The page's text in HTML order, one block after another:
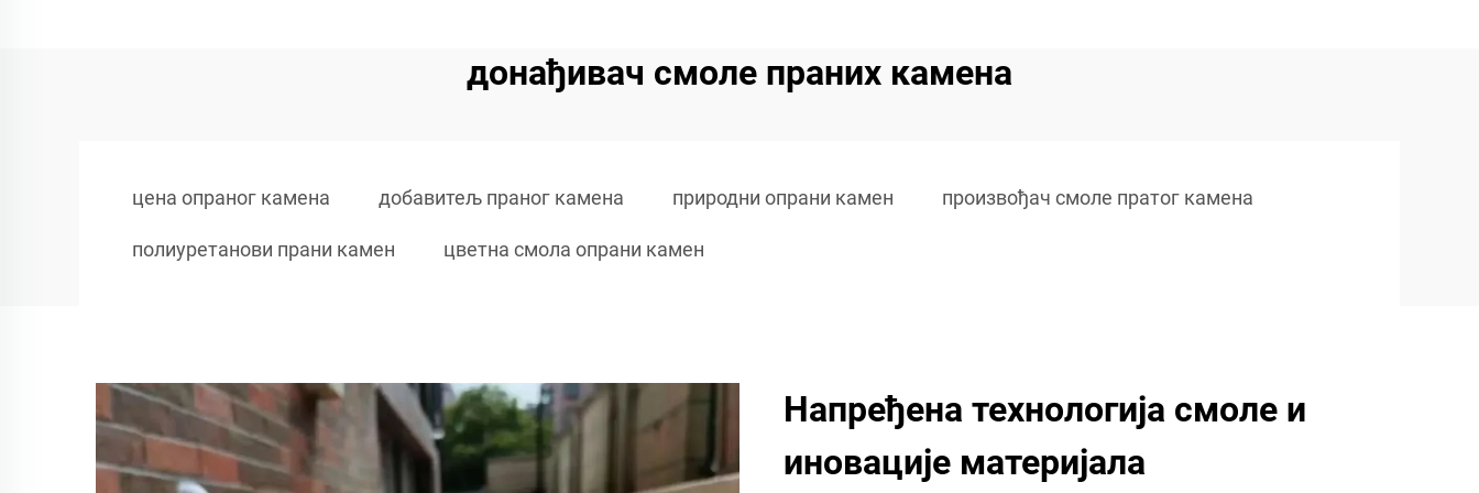
донађивач смоле праних камена
цена опраног камена добавитељ праног камена природни опрани камен произвођач смоле пратог камена
полиуретанови прани камен цветна смола опрани камен
Напређена технологија смоле и
иновације материјала